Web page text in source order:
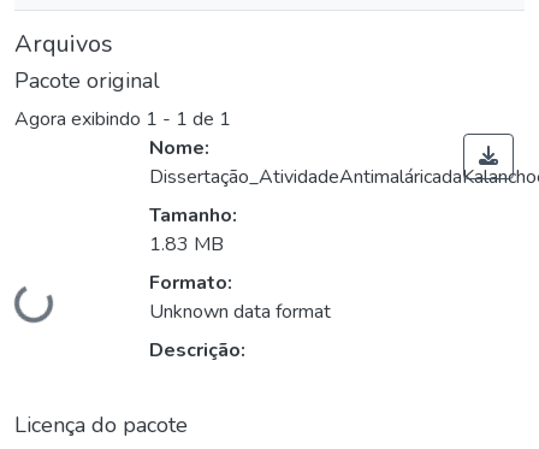
Arquivos
Pacote original
Agora exibindo 1 - 1 de 1
Carregando...
Nome:
Tamanho:
1.83 MB
Formato:
Unknown data format
Descrição:
Licença do pacote